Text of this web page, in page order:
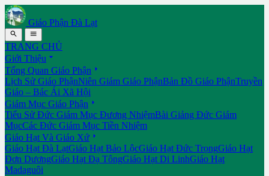
Giáo Phận Đà Lạt
 
TRANG CHỦ
Giới Thiệu 
Tổng Quan Giáo Phận 
Lịch Sử Giáo PhậnNiên Giám Giáo PhậnBản Đồ Giáo PhậnTruyền
Giáo – Bác Ái Xã Hội
Giám Mục Giáo Phận 
Tiểu Sử Đức Giám Mục Đương NhiệmBài Giảng Đức Giám
MụcCác Đức Giám Mục Tiền Nhiệm
Giáo Hạt Và Giáo Xứ 
Giáo Hạt Đà LạtGiáo Hạt Bảo LộcGiáo Hạt Đức TrọngGiáo Hạt
Đơn DươngGiáo Hạt Đạ TôngGiáo Hạt Di LinhGiáo Hạt
Madaguôi